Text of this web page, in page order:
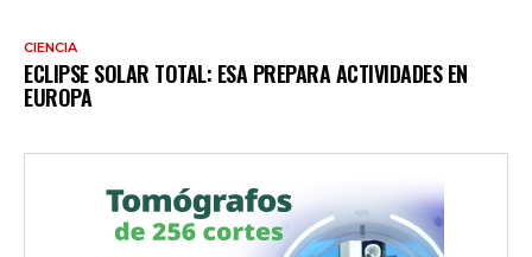
CIENCIA
ECLIPSE SOLAR TOTAL: ESA PREPARA ACTIVIDADES EN
EUROPA